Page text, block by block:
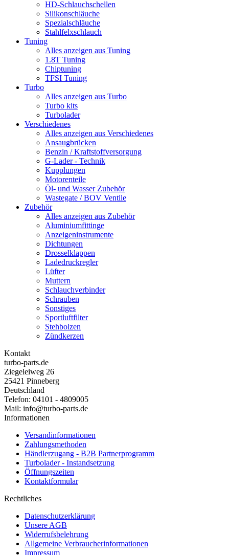
HD-Schlauchschellen
Silikonschläuche
Spezialschläuche
Stahlfelxschlauch
Tuning
Alles anzeigen aus Tuning
1.8T Tuning
Chiptuning
TFSI Tuning
Turbo
Alles anzeigen aus Turbo
Turbo kits
Turbolader
Verschiedenes
Alles anzeigen aus Verschiedenes
Ansaugbrücken
Benzin / Kraftstoffversorgung
G-Lader - Technik
Kupplungen
Motorenteile
Öl- und Wasser Zubehör
Wastegate / BOV Ventile
Zubehör
Alles anzeigen aus Zubehör
Aluminiumfittinge
Anzeigeninstrumente
Dichtungen
Drosselklappen
Ladedruckregler
Lüfter
Muttern
Schlauchverbinder
Schrauben
Sonstiges
Sportluftfilter
Stehbolzen
Zündkerzen
Kontakt
turbo-parts.de
Ziegeleiweg 26
25421 Pinneberg
Deutschland
Telefon: 04101 - 4809005
Mail: info@turbo-parts.de
Informationen
Versandinformationen
Zahlungsmethoden
Händlerzugang - B2B Partnerprogramm
Turbolader - Instandsetzung
Öffnungszeiten
Kontaktformular
Rechtliches
Datenschutzerklärung
Unsere AGB
Widerrufsbelehrung
Allgemeine Verbraucherinformationen
Impressum